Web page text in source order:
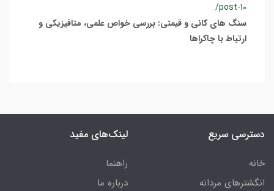
/post-10
سنگ های کانی و قیمتی: بررسی خواص علمی، متافیزیکی و
ارتباط با چاکراها
دسترسی سریع
خانه
انگشترهای مردانه
لینک‌های مفید
راهنما
درباره ما